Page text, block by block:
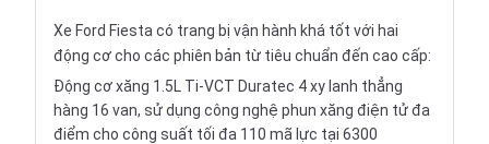
Xe Ford Fiesta có trang bị vận hành khá tốt với hai
động cơ cho các phiên bản từ tiêu chuẩn đến cao cấp:
Động cơ xăng 1.5L Ti-VCT Duratec 4 xy lanh thẳng
hàng 16 van, sử dụng công nghệ phun xăng điện tử đa
điểm cho công suất tối đa 110 mã lực tại 6300